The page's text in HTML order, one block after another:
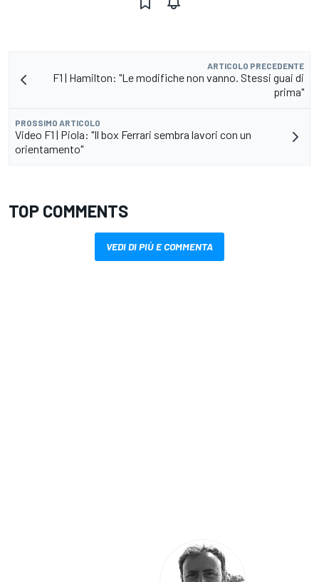
ARTICOLO PRECEDENTE
F1 | Hamilton: "Le modifiche non vanno. Stessi guai di
prima"
PROSSIMO ARTICOLO
Video F1 | Piola: "Il box Ferrari sembra lavori con un
orientamento"
TOP COMMENTS
VEDI DI PIÙ E COMMENTA